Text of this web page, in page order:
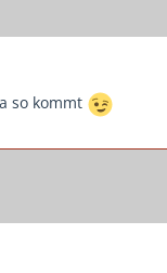
so kommt